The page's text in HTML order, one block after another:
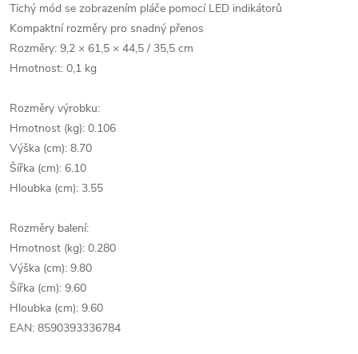
Tichý mód se zobrazením pláče pomocí LED indikátorů
Kompaktní rozměry pro snadný přenos
Rozměry: 9,2 × 61,5 × 44,5 / 35,5 cm
Hmotnost: 0,1 kg
Rozměry výrobku:
Hmotnost (kg): 0.106
Výška (cm): 8.70
Šířka (cm): 6.10
Hloubka (cm): 3.55
Rozměry balení:
Hmotnost (kg): 0.280
Výška (cm): 9.80
Šířka (cm): 9.60
Hloubka (cm): 9.60
EAN: 8590393336784